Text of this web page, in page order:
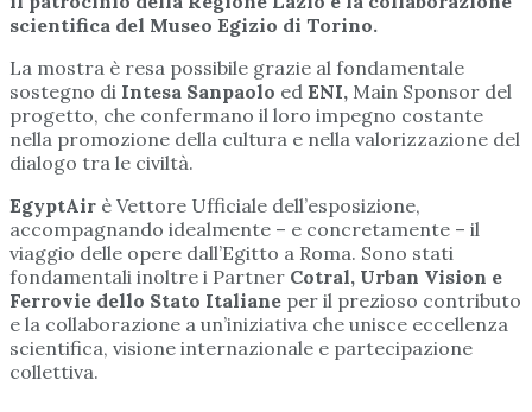
scientifica del Museo Egizio di Torino.
La mostra è resa possibile grazie al fondamentale
sostegno di Intesa Sanpaolo ed ENI, Main Sponsor del
progetto, che confermano il loro impegno costante
nella promozione della cultura e nella valorizzazione del
dialogo tra le civiltà.
EgyptAir è Vettore Ufficiale dell’esposizione,
accompagnando idealmente – e concretamente – il
viaggio delle opere dall’Egitto a Roma. Sono stati
fondamentali inoltre i Partner Cotral, Urban Vision e
Ferrovie dello Stato Italiane per il prezioso contributo
e la collaborazione a un’iniziativa che unisce eccellenza
scientifica, visione internazionale e partecipazione
collettiva.